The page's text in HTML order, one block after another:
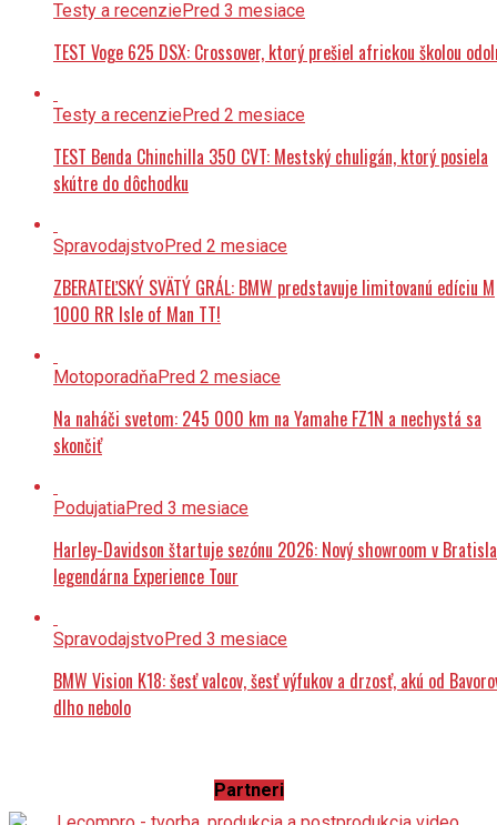
Testy a recenziePred 3 mesiace
TEST Voge 625 DSX: Crossover, ktorý prešiel africkou školou
Testy a recenziePred 2 mesiace
TEST Benda Chinchilla 350 CVT: Mestský chuligán, ktorý posiela
skútre do dôchodku
SpravodajstvoPred 2 mesiace
ZBERATEĽSKÝ SVÄTÝ GRÁL: BMW predstavuje limitovanú edíciu M
1000 RR Isle of Man TT!
MotoporadňaPred 2 mesiace
Na naháči svetom: 245 000 km na Yamahe FZ1N a nechystá sa
skončiť
PodujatiaPred 3 mesiace
Harley-Davidson štartuje sezónu 2026: Nový showroom v
legendárna Experience Tour
SpravodajstvoPred 3 mesiace
BMW Vision K18: šesť valcov, šesť výfukov a drzosť, akú od
dlho nebolo
Partneri